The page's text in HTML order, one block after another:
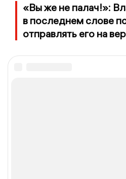
«Вы же не палач!»:
в последнем слове
отправлять его на